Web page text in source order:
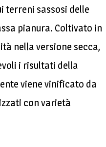
terreni sassosi delle
pianura. Coltivato in
nella versione secca,
i risultati della
viene vinificato da
con varietà